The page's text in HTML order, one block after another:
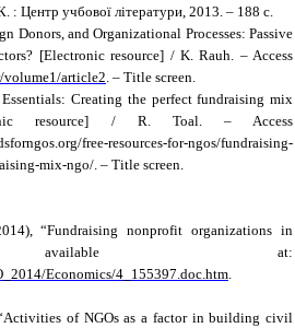
: Центр учбової літератури, 2013. – 188 с.
Donors, and Organizational Processes: Passive
[Electronic resource] / K. Rauh. – Access
volume1/article2. – Title screen.
Creating the perfect fundraising mix
resource] / R. Toal. – Access
free-resources-for-ngos/fundraising-
mix-ngo/. – Title screen.
“Fundraising nonprofit organizations in
available at:
Economics/4_155397.doc.htm.
of NGOs as a factor in building civil